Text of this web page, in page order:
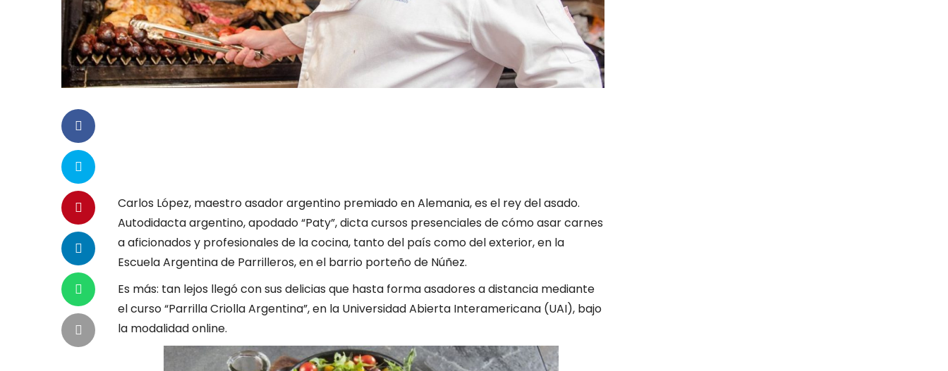
Carlos López, maestro asador argentino premiado en Alemania, es el rey del asado.
Autodidacta argentino, apodado “Paty”, dicta cursos presenciales de cómo asar carnes
a aficionados y profesionales de la cocina, tanto del país como del exterior, en la
Escuela Argentina de Parrilleros, en el barrio porteño de Núñez.
Es más: tan lejos llegó con sus delicias que hasta forma asadores a distancia mediante
el curso “Parrilla Criolla Argentina”, en la Universidad Abierta Interamericana (UAI), bajo
la modalidad online.